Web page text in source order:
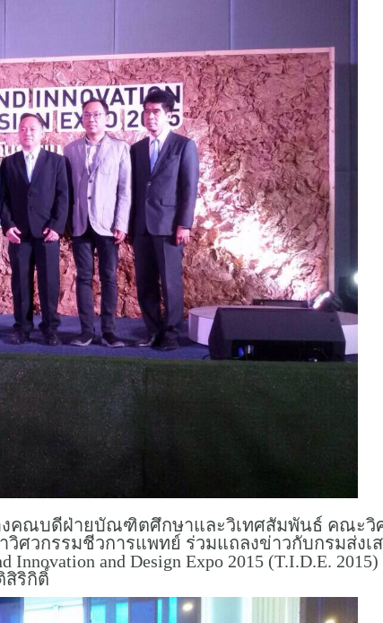
งคณบดีฝ่ายบัณฑิตศึกษาและวิเทศสัมพันธ์ คณะวิ
ศวกรรมชีวการแพทย์ ร่วมแถลงข่าวกับกรมส่งเ
and Design Expo 2015 (T.I.D.E.
สิริกิติ์